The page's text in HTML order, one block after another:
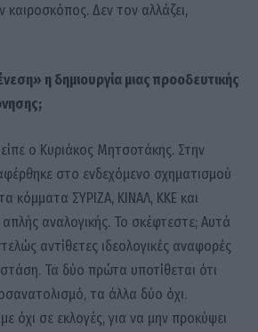
Δεν τον αλλάζει,
η δημιουργία μιας προοδευτικής
είπε ο Κυριάκος Μητσοτάκης. Στην
στο ενδεχόμενο σχηματισμού
κόμματα ΣΥΡΙΖΑ, ΚΙΝΑΛ, ΚΚΕ και
απλής αναλογικής. Το σκέφτεστε; Αυτά
αντίθετες ιδεολογικές αναφορές
στάση. Τα δύο πρώτα υποτίθεται ότι
τα άλλα δύο όχι.
όχι σε εκλογές, για να μην προκύψει